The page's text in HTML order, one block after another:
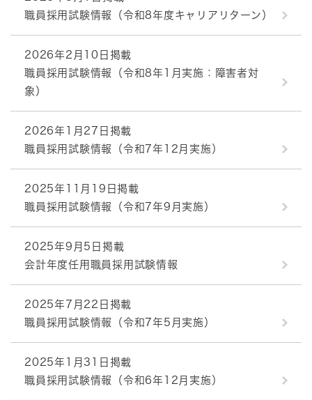
職員採用試験情報（令和8年度キャリアリターン）
2026年2月10日掲載
職員採用試験情報（令和8年1月実施：障害者対
象）
2026年1月27日掲載
職員採用試験情報（令和7年12月実施）
2025年11月19日掲載
職員採用試験情報（令和7年9月実施）
2025年9月5日掲載
会計年度任用職員採用試験情報
2025年7月22日掲載
職員採用試験情報（令和7年5月実施）
2025年1月31日掲載
職員採用試験情報（令和6年12月実施）